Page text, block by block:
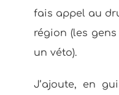
fais appel au
région (les
un véto).
J’ajoute, en